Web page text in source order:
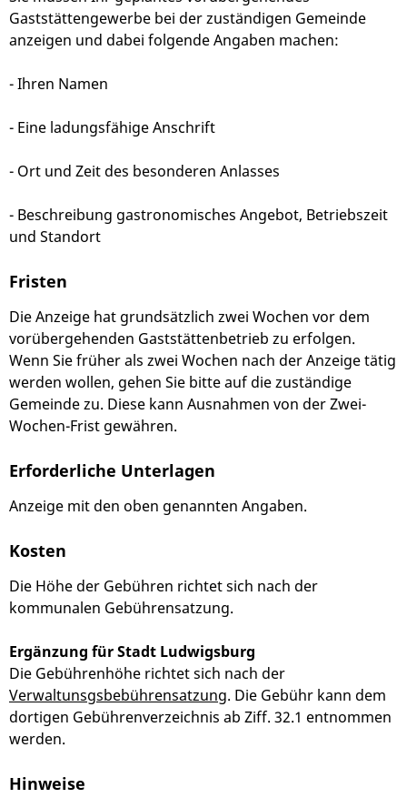
Gaststättengewerbe bei der zuständigen Gemeinde
anzeigen und dabei folgende Angaben machen:
- Ihren Namen
- Eine ladungsfähige Anschrift
- Ort und Zeit des besonderen Anlasses
- Beschreibung gastronomisches Angebot, Betriebszeit
und Standort
Fristen
Die Anzeige hat grundsätzlich zwei Wochen vor dem
vorübergehenden Gaststättenbetrieb zu erfolgen.
Wenn Sie früher als zwei Wochen nach der Anzeige tätig
werden wollen, gehen Sie bitte auf die zuständige
Gemeinde zu. Diese kann Ausnahmen von der Zwei-
Wochen-Frist gewähren.
Erforderliche Unterlagen
Anzeige mit den oben genannten Angaben.
Kosten
Die Höhe der Gebühren richtet sich nach der
kommunalen Gebührensatzung.
Ergänzung für Stadt Ludwigsburg
Die Gebührenhöhe richtet sich nach der
Verwaltunsgsbebührensatzung. Die Gebühr kann dem
dortigen Gebührenverzeichnis ab Ziff. 32.1 entnommen
werden.
Hinweise